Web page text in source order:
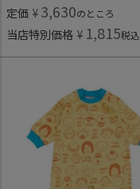
定価 ¥ 3,630のところ
当店特別価格 ¥ 1,815税込